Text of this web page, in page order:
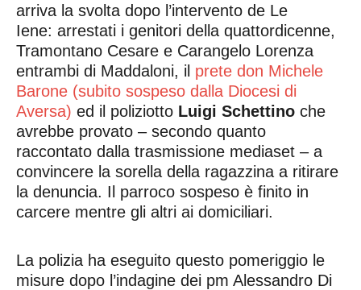
arriva la svolta dopo l’intervento de Le
Iene: arrestati i genitori della quattordicenne,
Tramontano Cesare e Carangelo Lorenza
entrambi di Maddaloni, il prete don Michele
Barone (subito sospeso dalla Diocesi di
Aversa) ed il poliziotto Luigi Schettino che
avrebbe provato – secondo quanto
raccontato dalla trasmissione mediaset – a
convincere la sorella della ragazzina a ritirare
la denuncia. Il parroco sospeso è finito in
carcere mentre gli altri ai domiciliari.
La polizia ha eseguito questo pomeriggio le
misure dopo l’indagine dei pm Alessandro Di